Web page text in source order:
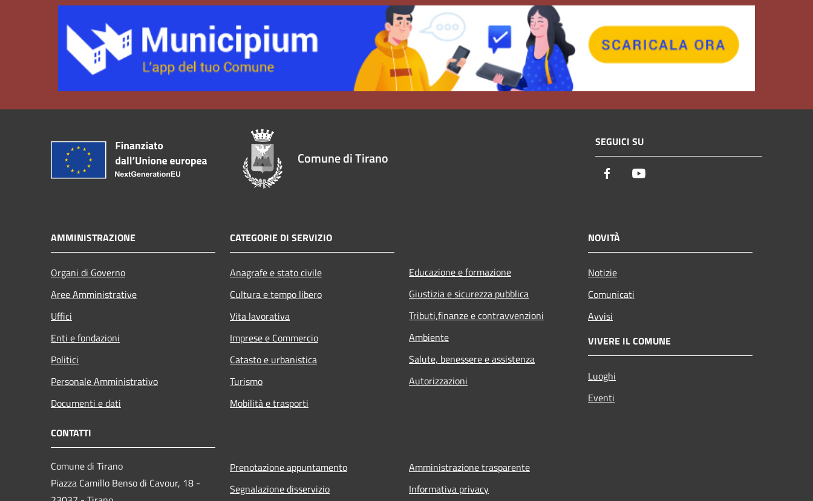
Comune di Tirano
SEGUICI SU
Facebook
AMMINISTRAZIONE
Organi di Governo
Aree Amministrative
Uffici
Enti e fondazioni
Politici
Personale Amministrativo
Documenti e dati
CATEGORIE DI SERVIZIO
Anagrafe e stato civile
Cultura e tempo libero
Vita lavorativa
Imprese e Commercio
Catasto e urbanistica
Turismo
Mobilità e trasporti
Educazione e formazione
Giustizia e sicurezza pubblica
Tributi,finanze e contravvenzioni
Ambiente
Salute, benessere e assistenza
Autorizzazioni
NOVITÀ
Notizie
Comunicati
Avvisi
VIVERE IL COMUNE
Luoghi
Eventi
CONTATTI
Comune di Tirano
Piazza Camillo Benso di Cavour, 18 -
Prenotazione appuntamento
Segnalazione disservizio
Amministrazione trasparente
Informativa privacy